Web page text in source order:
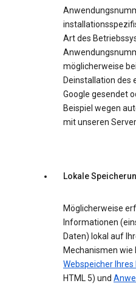
Art des
möglicherweise
Deinstallation des
Google gesendet
Beispiel wegen
mit unseren
Lokale
Möglicherweise
Informationen
Daten) lokal auf
Mechanismen wie
Webspeicher Ihres
HTML 5) und